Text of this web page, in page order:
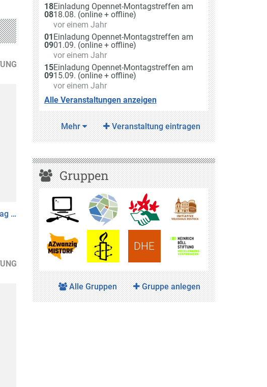
…
Am
18
08
Einladung Opennet-Montagstreffen am
18.08. (online + offline)
vor einem Jahr
Am
01
09
Einladung Opennet-Montagstreffen am
01.09. (online + offline)
vor einem Jahr
Am
15
09
Einladung Opennet-Montagstreffen am
15.09. (online + offline)
vor einem Jahr
Alle Veranstaltungen anzeigen
Mehr Veranstaltung eintragen
Gruppen
DHE
Alle Gruppen Gruppe anlegen